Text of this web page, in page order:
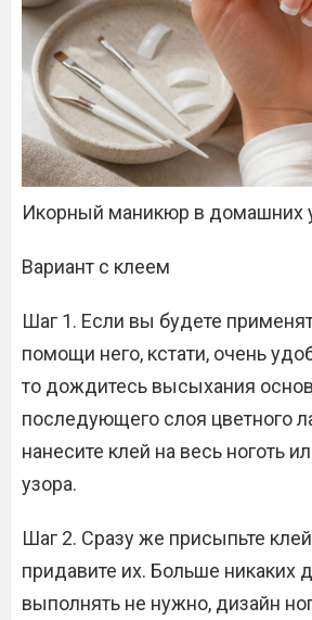
Икорный маникюр в домашних
Вариант с клеем
Шаг 1. Если вы будете
помощи него, кстати, очень
то дождитесь высыхания
последующего слоя цветного
нанесите клей на весь ноготь
узора.
Шаг 2. Сразу же присыпьте
придавите их. Больше никаких
выполнять не нужно, дизайн